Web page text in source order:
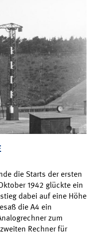
die Starts der ersten
1942 glückte ein
dabei auf eine Höhe
die A4 ein
zum
Rechner für